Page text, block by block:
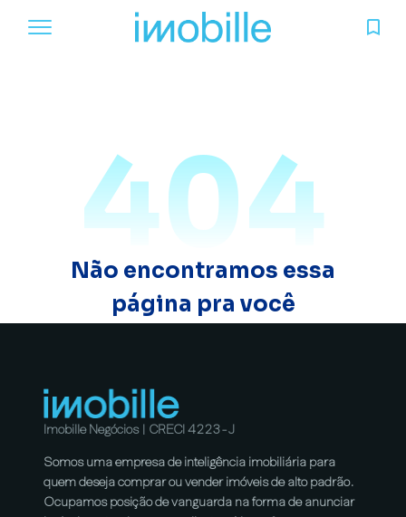
404
Não encontramos essa
página pra você
Imobille Negócios | CRECI 4223-J
Somos uma empresa de inteligência imobiliária para
quem deseja comprar ou vender imóveis de alto padrão.
Ocupamos posição de vanguarda na forma de anunciar